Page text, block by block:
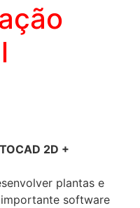
2D +
plantas e
software